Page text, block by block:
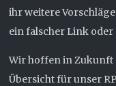
ihr weitere
ein falscher Link oder
Wir hoffen in Zukunft
Übersicht für unser